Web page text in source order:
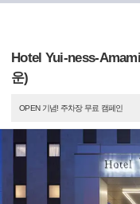
Hotel Yui-ness-
운)
OPEN 기념! 주차장 무료 캠페인